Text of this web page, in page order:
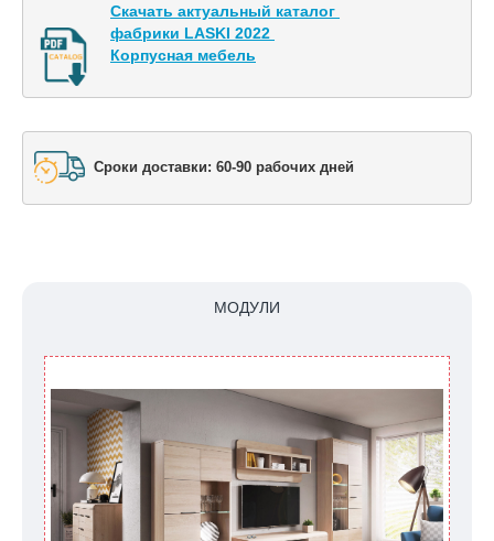
Скачать актуальный каталог
фабрики LASKI 2022
Корпусная мебель
Сроки доставки: 60-90 рабочих дней
МОДУЛИ